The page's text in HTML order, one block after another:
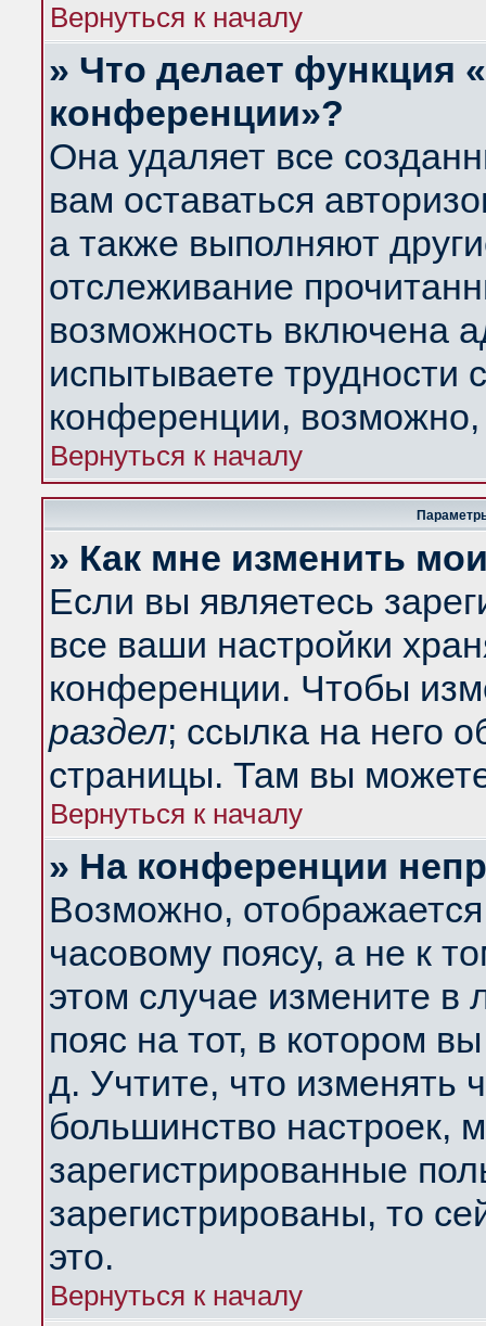
Вернуться к началу
» Что делает функция
конференции»?
Она удаляет все
вам оставаться
а также выполняют
отслеживание
возможность включена
испытываете трудности
конференции,
Вернуться к началу
» Как мне изменить
Если вы являетесь
все ваши настройки
конференции. Чтобы
раздел; ссылка на него
страницы. Там вы
Вернуться к началу
» На конференции
Возможно,
часовому поясу, а не к
этом случае измените в
пояс на тот, в котором
д. Учтите, что изменять
большинство настроек,
зарегистрированные
зарегистрированы, то
это.
Вернуться к началу